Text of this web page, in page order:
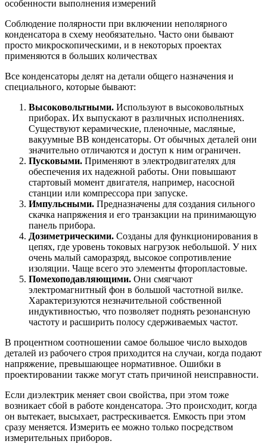
Соблюдение полярности при включении неполярного
конденсатора в схему необязательно. Часто они бывают
просто микроскопическими, и в некоторых проектах
применяются в больших количествах
Все конденсаторы делят на детали общего назначения и
специального, которые бывают:
Высоковольтными. Используют в высоковольтных
приборах. Их выпускают в различных исполнениях.
Существуют керамические, пленочные, масляные,
вакуумные ВВ конденсаторы. От обычных деталей они
значительно отличаются и доступ к ним ограничен.
Пусковыми. Применяют в электродвигателях для
обеспечения их надежной работы. Они повышают
стартовый момент двигателя, например, насосной
станции или компрессора при запуске.
Импульсными. Предназначены для создания сильного
скачка напряжения и его транзакции на принимающую
панель прибора.
Дозиметрическими. Созданы для функционирования в
цепях, где уровень токовых нагрузок небольшой. У них
очень малый саморазряд, высокое сопротивление
изоляции. Чаще всего это элементы фторопластовые.
Помехоподавляющими. Они смягчают
электромагнитный фон в большой частотной вилке.
Характеризуются незначительной собственной
индуктивностью, что позволяет поднять резонансную
частоту и расширить полосу сдерживаемых частот.
В процентном соотношении самое большое число выходов
деталей из рабочего строя приходится на случаи, когда подают
напряжение, превышающее нормативное. Ошибки в
проектировании также могут стать причиной неисправности.
Если диэлектрик меняет свои свойства, при этом тоже
возникает сбой в работе конденсатора. Это происходит, когда
он вытекает, высыхает, растрескивается. Емкость при этом
сразу меняется. Измерить ее можно только посредством
измерительных приборов.